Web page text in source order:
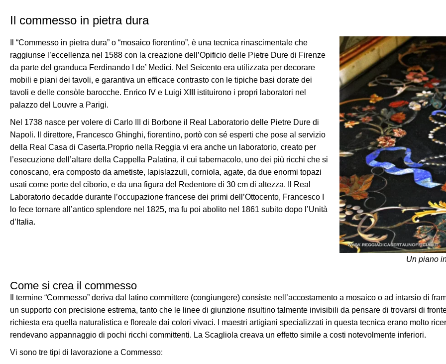
Il commesso in pietra dura
Il “Commesso in pietra dura” o “mosaico fiorentino”, è una tecnica rinascimentale che
raggiunse l’eccellenza nel 1588 con la creazione dell’Opificio delle Pietre Dure di Firenze
da parte del granduca Ferdinando I de’ Medici. Nel Seicento era utilizzata per decorare
mobili e piani dei tavoli, e garantiva un efficace contrasto con le tipiche basi dorate dei
tavoli e delle consòle barocche. Enrico IV e Luigi XIII istituirono i propri laboratori nel
palazzo del Louvre a Parigi.
Nel 1738 nasce per volere di Carlo III di Borbone il Real Laboratorio delle Pietre Dure di
Napoli. Il direttore, Francesco Ghinghi, fiorentino, portò con sé esperti che pose al servizio
della Real Casa di Caserta.Proprio nella Reggia vi era anche un laboratorio, creato per
l’esecuzione dell’altare della Cappella Palatina, il cui tabernacolo, uno dei più ricchi che si
conoscano, era composto da ametiste, lapislazzuli, corniola, agate, da due enormi topazi
usati come porte del ciborio, e da una figura del Redentore di 30 cm di altezza. Il Real
Laboratorio decadde durante l’occupazione francese dei primi dell’Ottocento, Francesco I
lo fece tornare all’antico splendore nel 1825, ma fu poi abolito nel 1861 subito dopo l’Unità
d’Italia.
Un piano
Come si crea il commesso
Il termine “Commesso” deriva dal latino committere (congiungere) consiste nell’accostamento a mosaico o ad intarsio di
un supporto con precisione estrema, tanto che le linee di giunzione risultino talmente invisibili da pensare di trovarsi di
richiesta era quella naturalistica e floreale dai colori vivaci. I maestri artigiani specializzati in questa tecnica erano molto
rendevano appannaggio di pochi ricchi committenti. La Scagliola creava un effetto simile a costi notevolmente inferiori.
Vi sono tre tipi di lavorazione a Commesso: